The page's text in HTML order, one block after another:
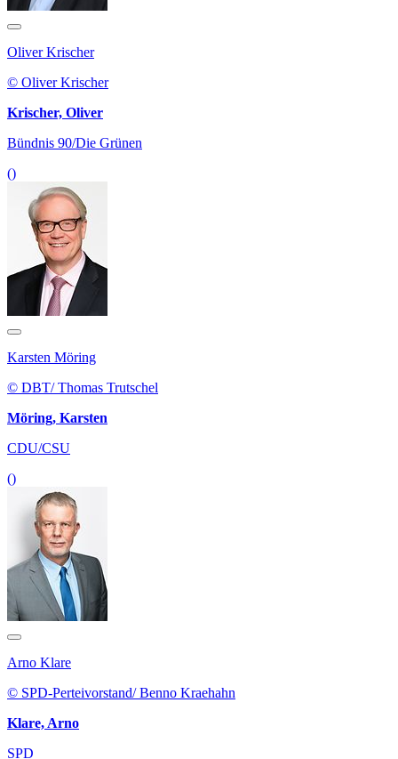
Oliver Krischer
© Oliver Krischer
Krischer, Oliver
Bündnis 90/Die Grünen
()
Karsten Möring
© DBT/ Thomas Trutschel
Möring, Karsten
CDU/CSU
()
Arno Klare
© SPD-Perteivorstand/ Benno Kraehahn
Klare, Arno
SPD